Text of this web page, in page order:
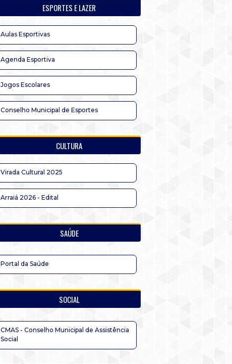
ESPORTES E LAZER
Aulas Esportivas
Agenda Esportiva
Jogos Escolares
Conselho Municipal de Esportes
CULTURA
Virada Cultural 2025
Arraiá 2026 - Edital
SAÚDE
Portal da Saúde
SOCIAL
CMAS - Conselho Municipal de Assistência
Social